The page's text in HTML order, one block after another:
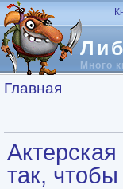
Перейти к основному
Много
Вы здесь
Главная
так,